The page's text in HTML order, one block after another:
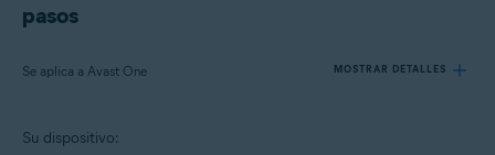
pasos
Se aplica a Avast One MOSTRAR DETALLES
Su dispositivo: